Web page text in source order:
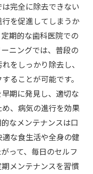
完全に除去できない
を促進してしまうか
期的な歯科医院での
ニングでは、普段の
をしっかり除去し、
ることが可能です。
期に発見し、適切な
、病気の進行を効果
なメンテナンスは口
な食生活や全身の健
って、毎日のセルフ
メンテナンスを習慣